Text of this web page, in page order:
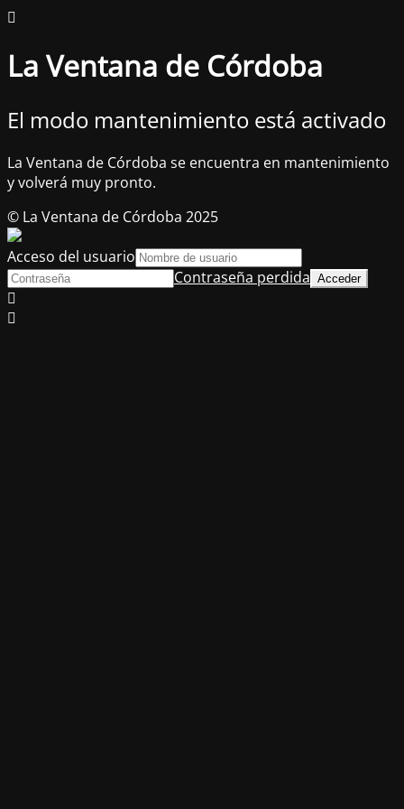
La Ventana de Córdoba
El modo mantenimiento está activado
La Ventana de Córdoba se encuentra en mantenimiento
y volverá muy pronto.
© La Ventana de Córdoba 2025
Acceso del usuario
Contraseña perdida